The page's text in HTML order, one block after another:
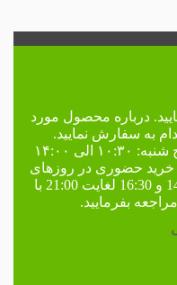
درباره محصول مورد
به سفارش نمایید.
شنبه تا پنج شنبه: ۱۰:۳۰ الی ۱۴:۰۰
روزهای
بین ساعات 11:00 لغایت 14:00 و 16:30 لغایت 21:00 با
مراجعه بفرمایید.